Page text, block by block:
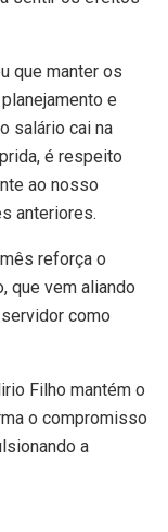
que manter os
e
salário cai na
é respeito
ao nosso
anteriores.
reforça o
que vem aliando
como
Filho mantém o
o compromisso
a